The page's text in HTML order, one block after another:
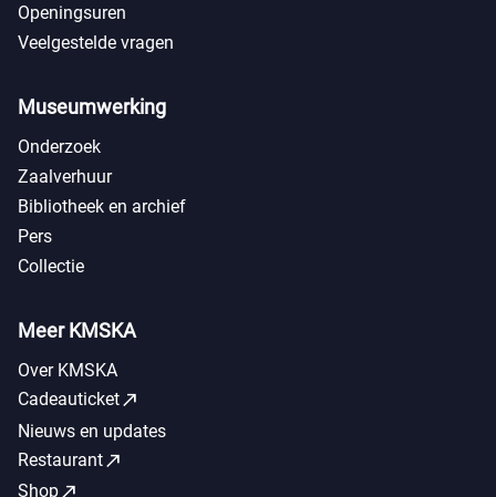
Openingsuren
Veelgestelde vragen
Museumwerking
Onderzoek
Zaalverhuur
Bibliotheek en archief
Pers
Collectie
Meer KMSKA
Over KMSKA
Cadeauticketcall_made
Nieuws en updates
Restaurantcall_made
Shopcall_made